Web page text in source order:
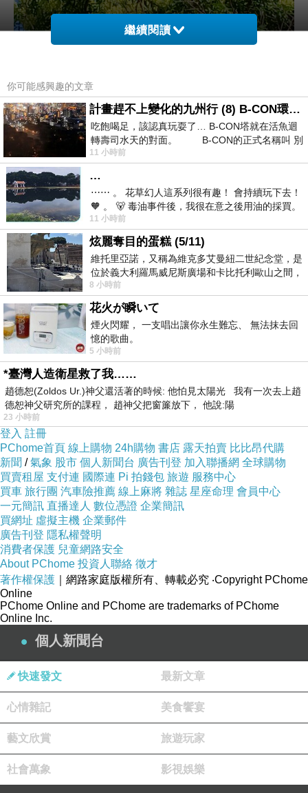
繼續閱讀
你可能感興趣的文章
計畫趕不上變化的九州行 (8) B-CON環球塔
吃飽喝足，該認真玩耍了… B-CON塔就在活魚迴
轉壽司水天的對面。 B-CON的正式名稱叫 別
11 小時前
…
⋯⋯ 。 花草幻人這系列很有趣！ 會持續玩下去！
🧡 。 🐻 毒油事件後，我很在意之後用油的採買。
前天購買了我之前就很愛
11 小時前
炫麗奪目的蛋糕 (5/11)
維托里亞諾，又稱為維克多艾曼紐二世紀念堂，是
位於義大利羅馬威尼斯廣場和卡比托利歐山之間，
用以紀念統一義大利統一後的的第一位國
8 小時前
花火が瞬いて
煙火閃耀， 一支唱出讓你永生難忘、 無法抹去回
憶的歌曲。
5 小時前
*臺灣人造衛星救了我……
趙德恕(Zoldos Ur.)神父還活著的時候: 他怕見太陽光 我有一次去上趙
德恕神父研究所的課程， 趙神父把窗簾放下， 他說:陽
23 小時前
登入 註冊
PChome首頁 線上購物 24h購物 書店 露天拍賣 比比昂代購
新聞 /氣象 股市 個人新聞台 廣告刊登 加入聯播網 全球購物
買賣租屋 支付連 國際連 Pi 拍錢包 旅遊 服務中心
買車 旅行團 汽車險推薦 線上麻將 雜誌 星座命理 會員中心
一元簡訊 直播達人 數位憑證 企業簡訊
買網址 虛擬主機 企業郵件
廣告刊登 隱私權聲明
消費者保護 兒童網路安全
About PChome 投資人聯絡 徵才
著作權保護 ｜網路家庭版權所有、轉載必究 ‧Copyright PChome
Online
PChome Online and PChome are trademarks of PChome
Online Inc.
個人新聞台
快速發文 最新文章
心情雜記 美食饗宴
藝文欣賞 旅遊玩家
社會萬象 影視娛樂